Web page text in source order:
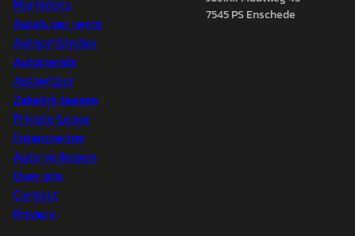
Marktdata
Auto's per regio
Autoprijsindex
Autotrends
Autowijzer
Zakelijk leasen
Private Lease
Financiering
Auto verkopen
Over ons
Contact
Privacy
7545 PS Enschede